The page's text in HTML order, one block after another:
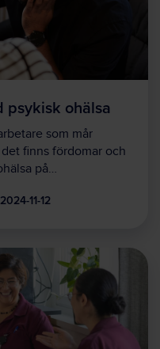
psykisk ohälsa
som mår
finns fördomar och
på…
2024-11-12